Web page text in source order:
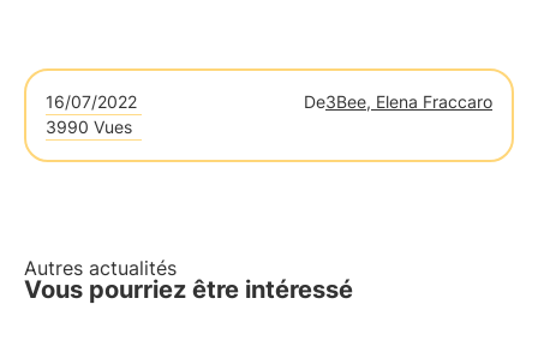
16/07/2022 De3Bee, Elena Fraccaro
3990 Vues
Autres actualités
Vous pourriez être intéressé